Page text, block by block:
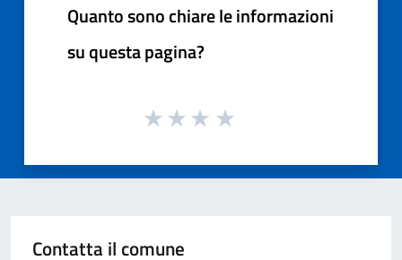
Quanto sono chiare le informazioni
su questa pagina?
Contatta il comune